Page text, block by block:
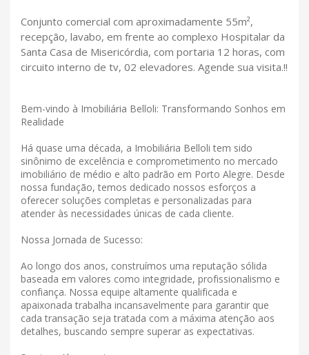
Conjunto comercial com aproximadamente 55m²,
recepção, lavabo, em frente ao complexo Hospitalar da
Santa Casa de Misericórdia, com portaria 12 horas, com
circuito interno de tv, 02 elevadores. Agende sua visita.!!
Bem-vindo à Imobiliária Belloli: Transformando Sonhos em
Realidade
Há quase uma década, a Imobiliária Belloli tem sido
sinônimo de excelência e comprometimento no mercado
imobiliário de médio e alto padrão em Porto Alegre. Desde
nossa fundação, temos dedicado nossos esforços a
oferecer soluções completas e personalizadas para
atender às necessidades únicas de cada cliente.
Nossa Jornada de Sucesso:
Ao longo dos anos, construímos uma reputação sólida
baseada em valores como integridade, profissionalismo e
confiança. Nossa equipe altamente qualificada e
apaixonada trabalha incansavelmente para garantir que
cada transação seja tratada com a máxima atenção aos
detalhes, buscando sempre superar as expectativas.